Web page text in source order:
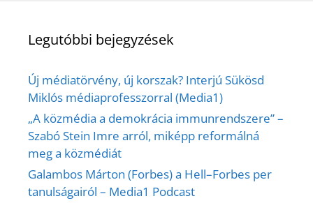
Legutóbbi bejegyzések
Új médiatörvény, új korszak? Interjú Sükösd
Miklós médiaprofesszorral (Media1)
„A közmédia a demokrácia immunrendszere” –
Szabó Stein Imre arról, miképp reformálná
meg a közmédiát
Galambos Márton (Forbes) a Hell–Forbes per
tanulságairól – Media1 Podcast